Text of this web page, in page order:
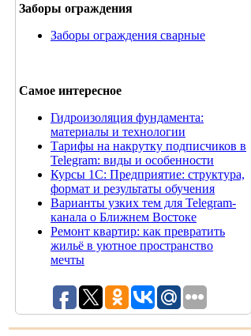
Заборы ограждения
Заборы ограждения сварные
Самое интересное
Гидроизоляция фундамента:
материалы и технологии
Тарифы на накрутку подписчиков в
Telegram: виды и особенности
Курсы 1С: Предприятие: структура,
формат и результаты обучения
Варианты узких тем для Telegram-
канала о Ближнем Востоке
Ремонт квартир: как превратить
жильё в уютное пространство
мечты